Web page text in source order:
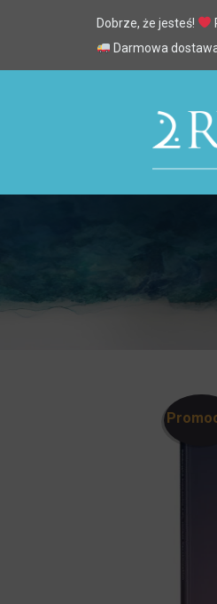
Dobrze, że jesteś!
Darmowa